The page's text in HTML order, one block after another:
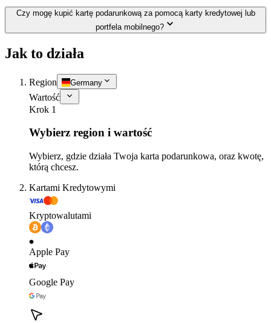
Czy mogę kupić kartę podarunkową za pomocą karty kredytowej lub
portfela mobilnego?
Jak to działa
Region Germany
Wartość
Krok 1
Wybierz region i wartość
Wybierz, gdzie działa Twoja karta podarunkowa, oraz kwotę,
którą chcesz.
Kartami Kredytowymi
Kryptowalutami
Apple Pay
Google Pay